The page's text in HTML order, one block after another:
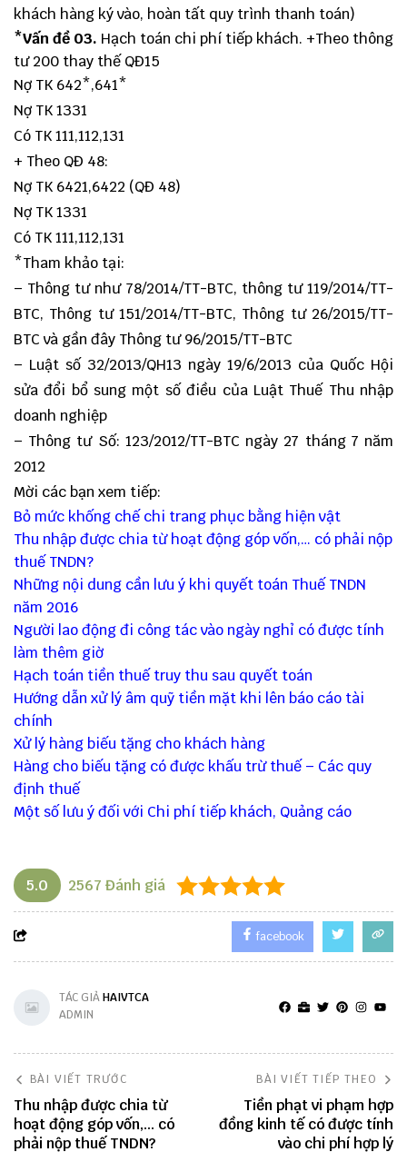
khách hàng ký vào, hoàn tất quy trình thanh toán)
*Vấn đề 03. Hạch toán chi phí tiếp khách. +Theo thông
tư 200 thay thế QĐ15
Nợ TK 642*,641*
Nợ TK 1331
Có TK 111,112,131
+ Theo QĐ 48:
Nợ TK 6421,6422 (QĐ 48)
Nợ TK 1331
Có TK 111,112,131
*Tham khảo tại:
– Thông tư như 78/2014/TT-BTC, thông tư 119/2014/TT-
BTC, Thông tư 151/2014/TT-BTC, Thông tư 26/2015/TT-
BTC và gần đây Thông tư 96/2015/TT-BTC
– Luật số 32/2013/QH13 ngày 19/6/2013 của Quốc Hội
sửa đổi bổ sung một số điều của Luật Thuế Thu nhập
doanh nghiệp
– Thông tư Số: 123/2012/TT-BTC ngày 27 tháng 7 năm
2012
Mời các bạn xem tiếp:
Bỏ mức khống chế chi trang phục bằng hiện vật
Thu nhập được chia từ hoạt động góp vốn,… có phải nộp
thuế TNDN?
Những nội dung cần lưu ý khi quyết toán Thuế TNDN
năm 2016
Người lao động đi công tác vào ngày nghỉ có được tính
làm thêm giờ
Hạch toán tiền thuế truy thu sau quyết toán
Hướng dẫn xử lý âm quỹ tiền mặt khi lên báo cáo tài
chính
Xử lý hàng biếu tặng cho khách hàng
Hàng cho biếu tặng có được khấu trừ thuế – Các quy
định thuế
Một số lưu ý đối với Chi phí tiếp khách, Quảng cáo
5.0 2567 Đánh giá
facebook
TÁC GIẢHAIVTCA
ADMIN
BÀI VIẾT TRƯỚC
Thu nhập được chia từ
hoạt động góp vốn,... có
phải nộp thuế TNDN?
BÀI VIẾT TIẾP THEO
Tiền phạt vi phạm hợp
đồng kinh tế có được tính
vào chi phí hợp lý